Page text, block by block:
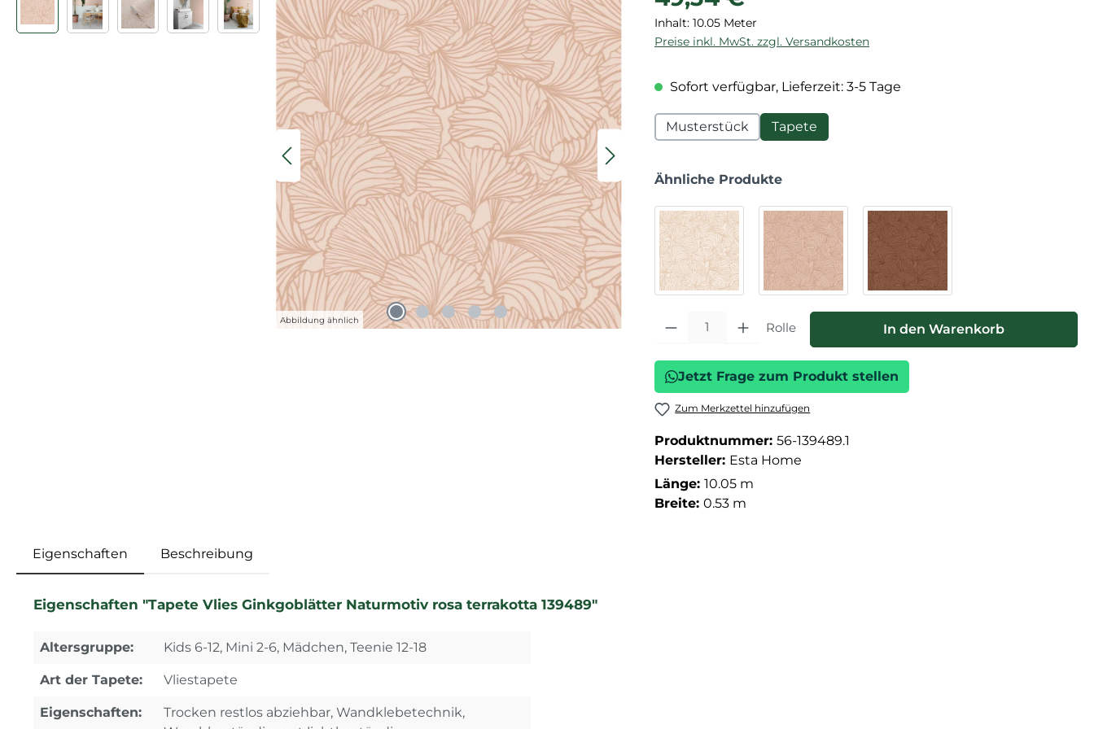
Abbildung ähnlich
Inhalt: 10.05 Meter
Preise inkl. MwSt. zzgl. Versandkosten
Sofort verfügbar, Lieferzeit: 3-5 Tage
Musterstück Tapete
Ähnliche Produkte
Produkt Anzahl: Gib den gewünschten Wert ein oder benutze die
Rolle In den Warenkorb
Jetzt Frage zum Produkt stellen
Zum Merkzettel hinzufügen
Produktnummer: 56-139489.1
Hersteller: Esta Home
Länge: 10.05 m
Breite: 0.53 m
Eigenschaften Beschreibung
Eigenschaften "Tapete Vlies Ginkgoblätter Naturmotiv rosa terrakotta 139489"
Altersgruppe: Kids 6-12, Mini 2-6, Mädchen, Teenie 12-18
Art der Tapete: Vliestapete
Eigenschaften:
Trocken restlos abziehbar, Wandklebetechnik,